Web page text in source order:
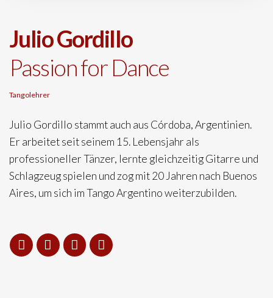
Julio Gordillo
Passion for Dance
Tangolehrer
Julio Gordillo stammt auch aus Córdoba, Argentinien.
Er arbeitet seit seinem 15. Lebensjahr als
professioneller Tänzer, lernte gleichzeitig Gitarre und
Schlagzeug spielen und zog mit 20 Jahren nach Buenos
Aires, um sich im Tango Argentino weiterzubilden.